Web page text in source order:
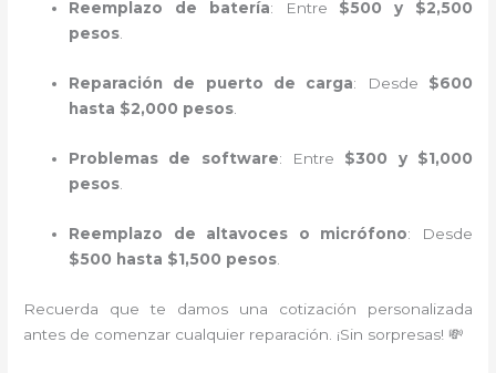
Reemplazo de batería: Entre $500 y $2,500
pesos.
Reparación de puerto de carga: Desde $600
hasta $2,000 pesos.
Problemas de software: Entre $300 y $1,000
pesos
Reemplazo de altavoces o micrófono: Desde
$500 hasta $1,500 pesos
Recuerda que te damos una cotización personalizada
antes de comenzar cualquier reparación. ¡Sin sorpresas! 💸